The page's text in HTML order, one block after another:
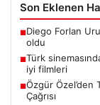
Son Eklenen
■Diego Forlan
oldu
■Türk
iyi filmleri
■Özgür Özel’den
Çağrısı